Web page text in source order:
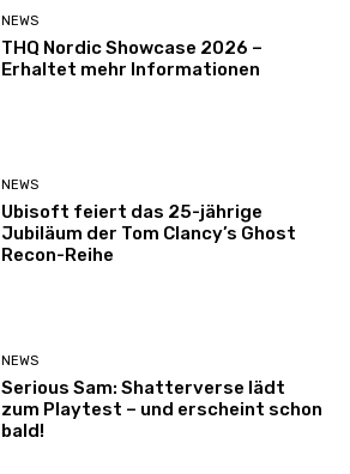
NEWS
THQ Nordic Showcase 2026 –
Erhaltet mehr Informationen
NEWS
Ubisoft feiert das 25-jährige
Jubiläum der Tom Clancy’s Ghost
Recon-Reihe
NEWS
Serious Sam: Shatterverse lädt
zum Playtest – und erscheint schon
bald!